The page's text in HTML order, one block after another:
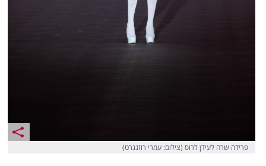
פרידה שרה לעידן לרוס (צילום: עמרי רוזנגרט)